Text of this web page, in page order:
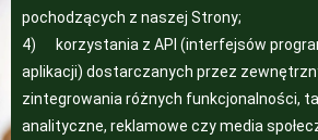
pochodzących z naszej Strony;
4) korzystania z API (interfejsów
aplikacji) dostarczanych przez
zintegrowania różnych funkcjonalności,
analityczne, reklamowe czy media